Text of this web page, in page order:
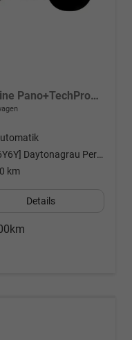
Sportback NEU TDI quattro S line Pano+TechPro+Matrix+AHK+HUD+Alu20+KlimaPlus+DCC+SONOS
[6Y6Y] Daytonagrau Perleffekt
km
Details